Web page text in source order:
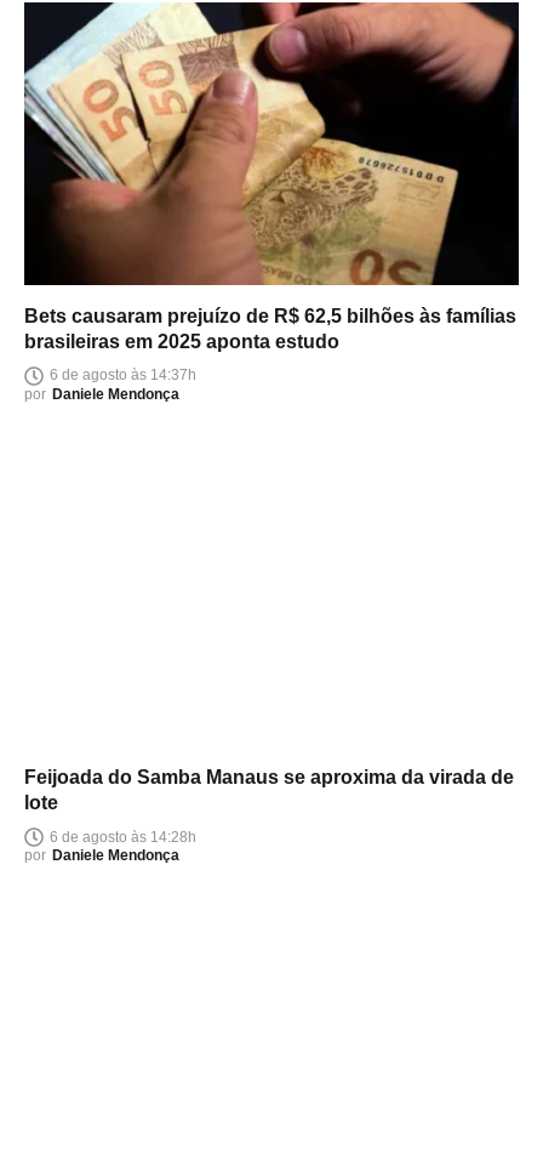
Bets causaram prejuízo de R$ 62,5 bilhões às famílias
brasileiras em 2025 aponta estudo
6 de agosto às 14:37h
por Daniele Mendonça
Feijoada do Samba Manaus se aproxima da virada de
lote
6 de agosto às 14:28h
por Daniele Mendonça